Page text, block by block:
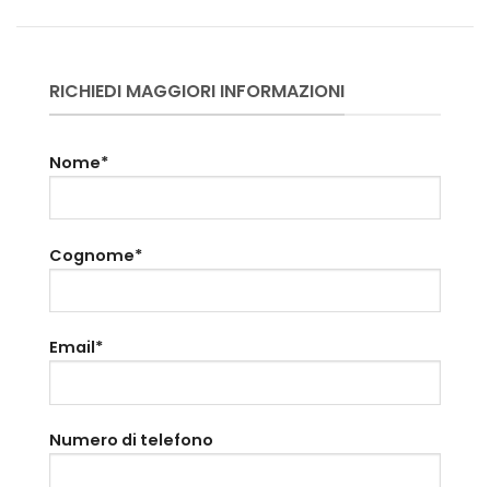
RICHIEDI MAGGIORI INFORMAZIONI
Nome*
Cognome*
Email*
Numero di telefono